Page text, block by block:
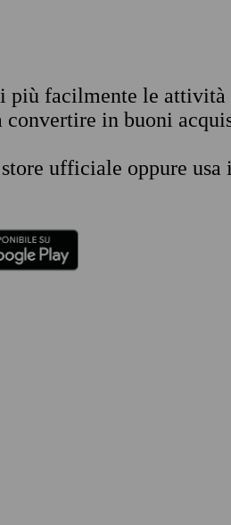
più facilmente le attività
convertire in buoni
ufficiale oppure usa